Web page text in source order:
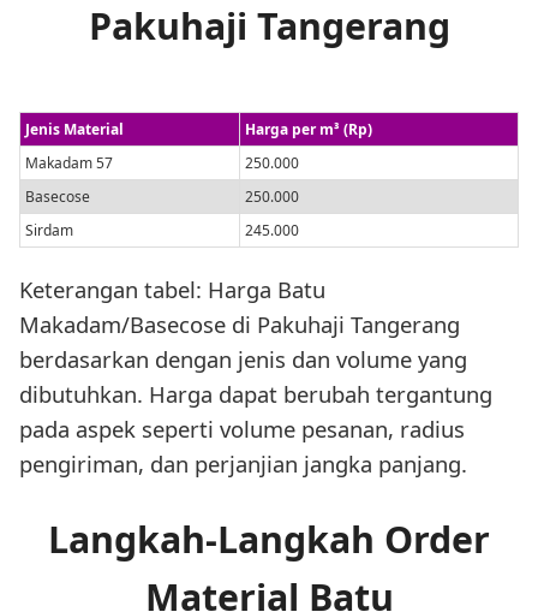
Pakuhaji Tangerang
Jenis Material
Harga per m³ (Rp)
Makadam 57
250.000
Basecose
250.000
Sirdam
245.000
Keterangan tabel: Harga Batu
Makadam/Basecose di Pakuhaji Tangerang
berdasarkan dengan jenis dan volume yang
dibutuhkan. Harga dapat berubah tergantung
pada aspek seperti volume pesanan, radius
pengiriman, dan perjanjian jangka panjang.
Langkah-Langkah Order
Material Batu